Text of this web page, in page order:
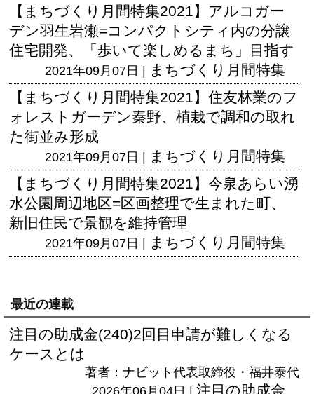
【まちづくり月間特集2021】アルコガー
デン羽生岩瀬=コンパクトシティ内の分譲
住宅開発、「歩いて楽しめるまち」目指す
2021年09月07日 | まちづくり月間特集
【まちづくり月間特集2021】住友林業のフ
ォレストガーデン秦野、植栽で調和の取れ
た街並み形成
2021年09月07日 | まちづくり月間特集
【まちづくり月間特集2021】今泉あらい湧
水公園周辺地区=区画整理で生まれた町、
新旧住民で景観を維持管理
2021年09月07日 | まちづくり月間特集
最近の連載
注目の助成金(240)2回目申請が難しくなる
ケースとは
著者：ナビット代表取締役・福井泰代
2026年06月04日 | 注目の助成金